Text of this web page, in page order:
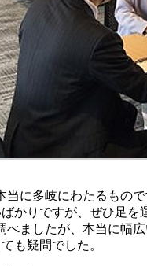
に多岐にわたるもので
かりですが、ぜひ足を
ましたが、本当に幅
も疑問でした。